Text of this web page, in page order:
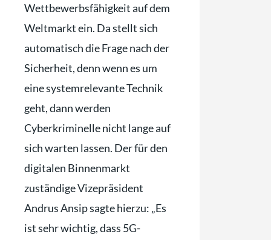
Wettbewerbsfähigkeit auf dem
Weltmarkt ein. Da stellt sich
automatisch die Frage nach der
Sicherheit, denn wenn es um
eine systemrelevante Technik
geht, dann werden
Cyberkriminelle nicht lange auf
sich warten lassen. Der für den
digitalen Binnenmarkt
zuständige Vizepräsident
Andrus Ansip sagte hierzu: „Es
ist sehr wichtig, dass 5G-